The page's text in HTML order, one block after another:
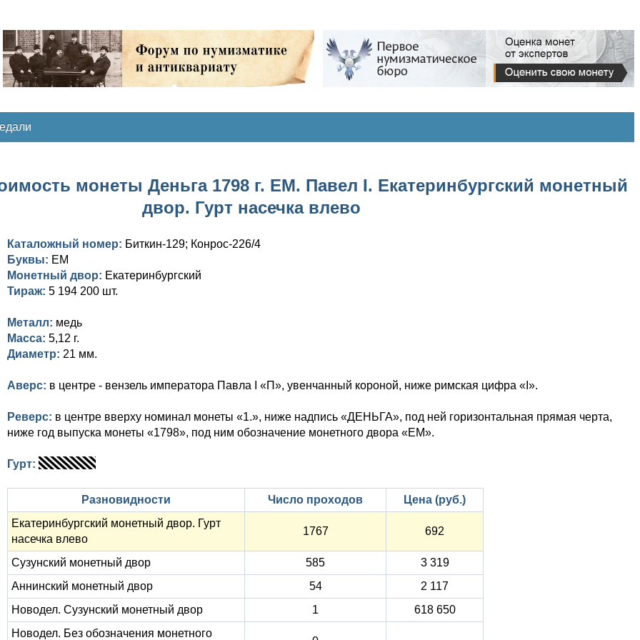
монеты Деньга 1798 г. ЕМ. Павел I. Екатеринбургский монетный
двор. Гурт насечка влево
Каталожный номер: Биткин-129; Конрос-226/4
Буквы: ЕМ
Монетный двор: Екатеринбургский
Тираж: 5 194 200 шт.
Металл: медь
Масса: 5,12 г.
Диаметр: 21 мм.
Аверс: в центре - вензель императора Павла I «П», увенчанный короной, ниже римская цифра «I».
Реверс: в центре вверху номинал монеты «1.», ниже надпись «ДЕНЬГА», под ней горизонтальная прямая черта,
ниже год выпуска монеты «1798», под ним обозначение монетного двора «ЕМ».
Гурт:
Разновидности Число проходов
Цена (руб.)
Екатеринбургский монетный двор. Гурт
насечка влево
1767 692
Сузунский монетный двор 585
3 319
Аннинский монетный двор
54
2 117
Новодел. Сузунский монетный двор
1
618 650
Новодел. Без обозначения монетного